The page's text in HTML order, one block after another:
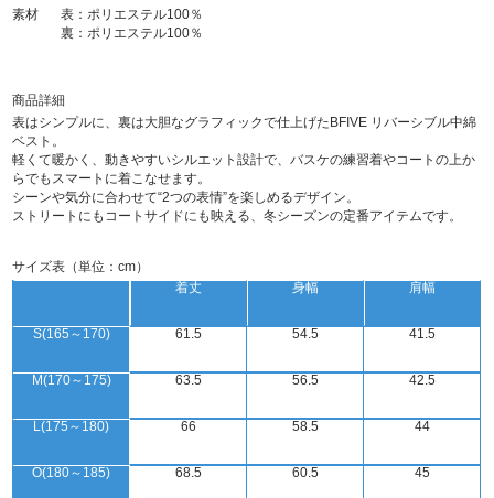
素材
表：ポリエステル100％
裏：ポリエステル100％
商品詳細
表はシンプルに、裏は大胆なグラフィックで仕上げたBFIVE リバーシブル中綿
ベスト。
軽くて暖かく、動きやすいシルエット設計で、バスケの練習着やコートの上か
らでもスマートに着こなせます。
シーンや気分に合わせて“2つの表情”を楽しめるデザイン。
ストリートにもコートサイドにも映える、冬シーズンの定番アイテムです。
サイズ表（単位：cm）
S(165～170)
M(170～175)
L(175～180)
O(180～185)
着丈
61.5
63.5
66
68.5
身幅
54.5
56.5
58.5
60.5
肩幅
41.5
42.5
44
45